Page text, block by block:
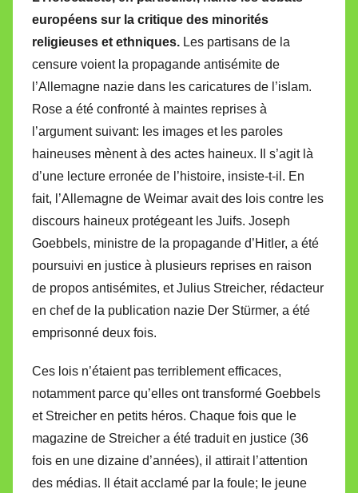
européens sur la critique des minorités
religieuses et ethniques. Les partisans de la
censure voient la propagande antisémite de
l’Allemagne nazie dans les caricatures de l’islam.
Rose a été confronté à maintes reprises à
l’argument suivant: les images et les paroles
haineuses mènent à des actes haineux. Il s’agit là
d’une lecture erronée de l’histoire, insiste-t-il. En
fait, l’Allemagne de Weimar avait des lois contre les
discours haineux protégeant les Juifs. Joseph
Goebbels, ministre de la propagande d’Hitler, a été
poursuivi en justice à plusieurs reprises en raison
de propos antisémites, et Julius Streicher, rédacteur
en chef de la publication nazie Der Stürmer, a été
emprisonné deux fois.
Ces lois n’étaient pas terriblement efficaces,
notamment parce qu’elles ont transformé Goebbels
et Streicher en petits héros. Chaque fois que le
magazine de Streicher a été traduit en justice (36
fois en une dizaine d’années), il attirait l’attention
des médias. Il était acclamé par la foule; le jeune